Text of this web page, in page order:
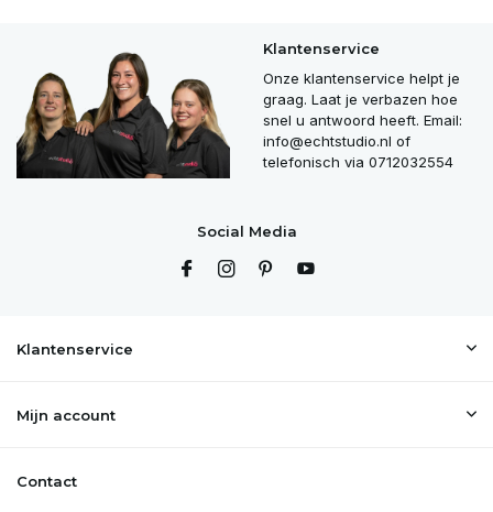
Uitverkocht
Uitverkocht
Uitverkocht
Klantenservice
Onze klantenservice helpt je
graag. Laat je verbazen hoe
snel u antwoord heeft. Email:
info@echtstudio.nl of
telefonisch via 0712032554
Social Media
Klantenservice
Mijn account
Contact